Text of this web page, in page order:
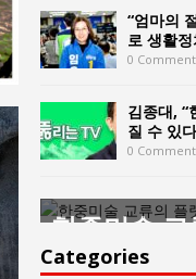
“엄마의
로 생활
0
김종대, “
질 수 있
0
한중미술
윤아르떼
Categories